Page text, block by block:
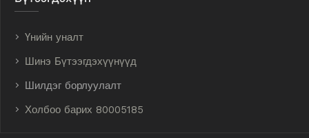
Үнийн уналт
Шинэ Бүтээгдэхүүнүүд
Шилдэг борлуулалт
Холбоо барих 80005185